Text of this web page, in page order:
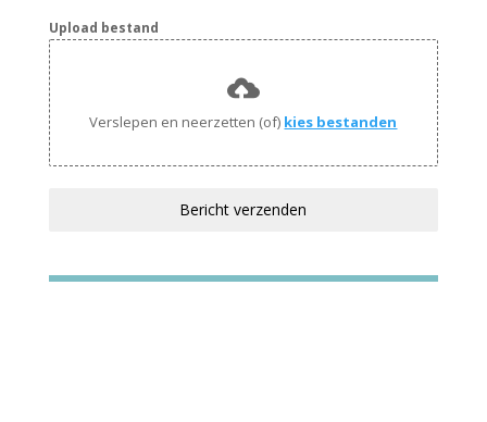
Upload bestand
Verslepen en neerzetten (of) kies bestanden
Bericht verzenden